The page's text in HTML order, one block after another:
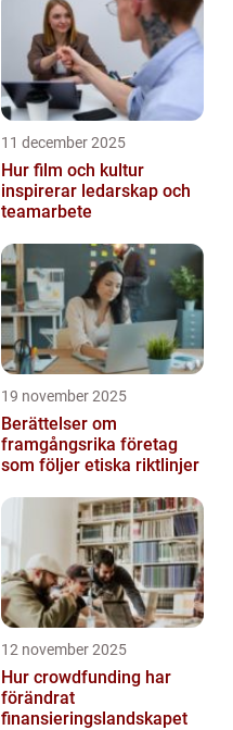
11 december 2025
Hur film och kultur
inspirerar ledarskap och
teamarbete
19 november 2025
Berättelser om
framgångsrika företag
som följer etiska riktlinjer
12 november 2025
Hur crowdfunding har
förändrat
finansieringslandskapet